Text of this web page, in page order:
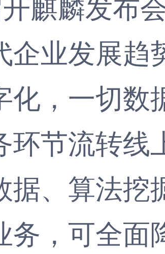
业发展趋
，一切数
环节流转线
、算法挖
务，可全面